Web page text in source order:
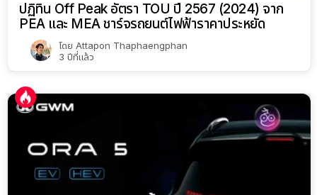
ปฏิทิน Off Peak อัตรา TOU ปี 2567 (2024) จาก
PEA และ MEA ชาร์จรถยนต์ไฟฟ้าราคาประหยัด
โดย Attapon Thaphaengphan
3 ปีที่แล้ว